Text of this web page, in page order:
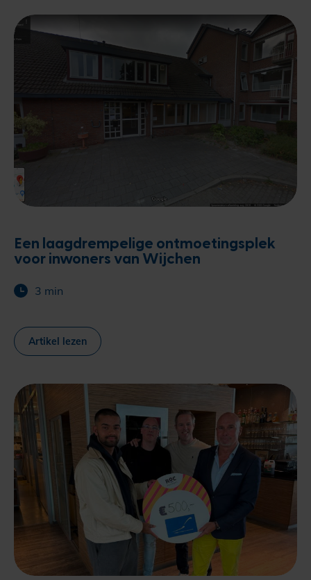
Een laagdrempelige ontmoetingsplek
voor inwoners van Wijchen
3 min
Artikel lezen